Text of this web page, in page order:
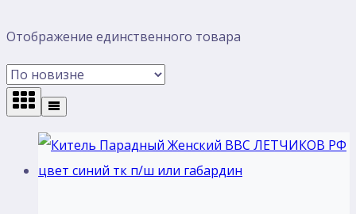
Отображение единственного товара